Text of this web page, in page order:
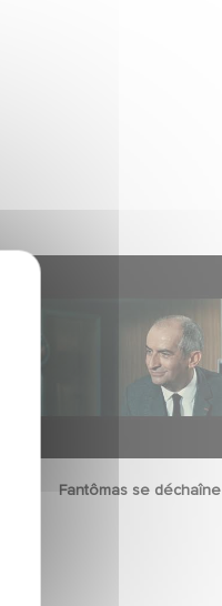
Fantômas se déchaîne